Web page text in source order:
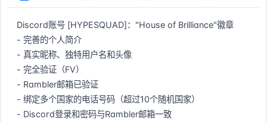
Discord账号 [HYPESQUAD]："House of Brilliance"徽章
- 完善的个人简介
- 真实昵称、独特用户名和头像
- 完全验证（FV）
- Rambler邮箱已验证
- 绑定多个国家的电话号码（超过10个随机国家）
- Discord登录和密码与Rambler邮箱一致